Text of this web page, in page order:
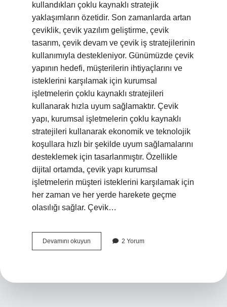
kullandıkları çoklu kaynaklı stratejik
yaklaşımların özetidir. Son zamanlarda artan
çeviklik, çevik yazılım geliştirme, çevik
tasarım, çevik devam ve çevik iş stratejilerinin
kullanımıyla destekleniyor. Günümüzde çevik
yapının hedefi, müşterilerin ihtiyaçlarını ve
isteklerini karşılamak için kurumsal
işletmelerin çoklu kaynaklı stratejileri
kullanarak hızla uyum sağlamaktır. Çevik
yapı, kurumsal işletmelerin çoklu kaynaklı
stratejileri kullanarak ekonomik ve teknolojik
koşullara hızlı bir şekilde uyum sağlamalarını
desteklemek için tasarlanmıştır. Özellikle
dijital ortamda, çevik yapı kurumsal
işletmelerin müşteri isteklerini karşılamak için
her zaman ve her yerde harekete geçme
olasılığı sağlar. Çevik…
Devamını okuyun
yapı
2 Yorum